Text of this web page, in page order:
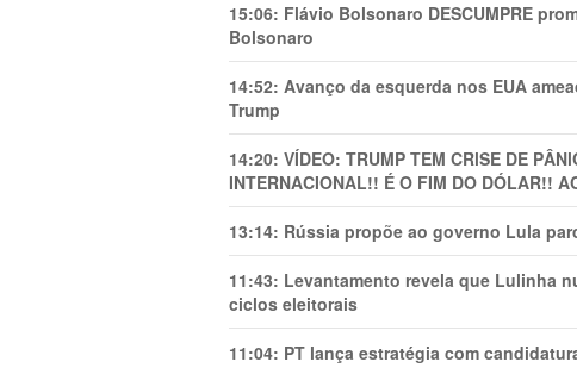
15:06: Flávio Bolsonaro DESCUMPRE
Bolsonaro
14:52: Avanço da esquerda nos EUA
Trump
14:20: VÍDEO: TRUMP TEM CRlSE DE
INTERNACIONAL!! É O FIM DO DÓLAR!!
13:14: Rússia propõe ao governo Lula
11:43: Levantamento revela que Lulinha
ciclos eleitorais
11:04: PT lança estratégia com